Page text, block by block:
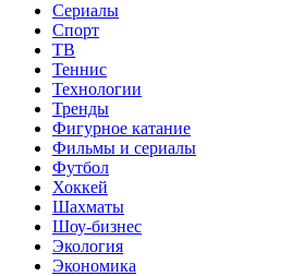
Сериалы
Спорт
ТВ
Теннис
Технологии
Тренды
Фигурное катание
Фильмы и сериалы
Футбол
Хоккей
Шахматы
Шоу-бизнес
Экология
Экономика